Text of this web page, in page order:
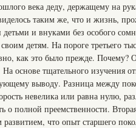
века деду, держащему на
таким же, что и жизнь,
и внуками без особого
детям. На пороге третьего
как это было прежде. Почему?
основе тщательного
выводу. Разница между
невелика или равна нулю,
о полной преемственности.
что опыт старшего